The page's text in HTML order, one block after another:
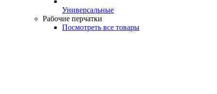
Универсальные
Рабочие перчатки
Посмотреть все товары